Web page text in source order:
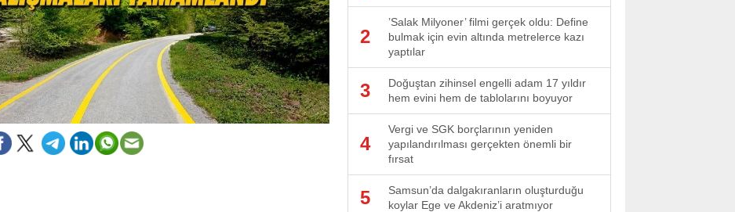
2
’Salak Milyoner’ filmi gerçek oldu: Define
bulmak için evin altında metrelerce kazı
yaptılar
3
Doğuştan zihinsel engelli adam 17 yıldır
hem evini hem de tablolarını boyuyor
4
Vergi ve SGK borçlarının yeniden
yapılandırılması gerçekten önemli bir
fırsat
5
Samsun’da dalgakıranların oluşturduğu
koylar Ege ve Akdeniz’i aratmıyor